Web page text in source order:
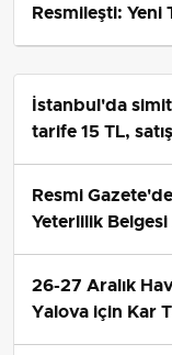
Resmileşti:
İstanbul'da
tarife 15 TL,
Resmi
Yeterlilik
26-27 Aralık
Yalova için Kar